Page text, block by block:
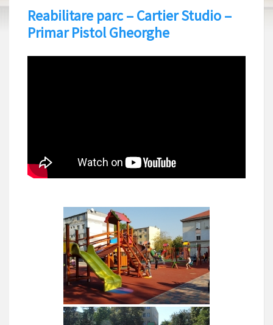
Reabilitare parc – Cartier Studio –
Primar Pistol Gheorghe